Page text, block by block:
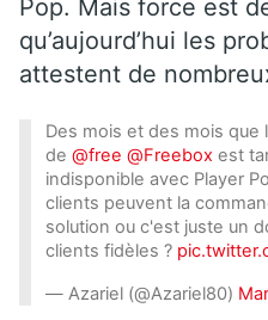
Pop. Mais force est
qu’aujourd’hui les
attestent de
Des mois et des mois que
de @free @Freebox est
indisponible avec Player
clients peuvent la
solution ou c'est juste un
clients fidèles ?
— Azariel (@Azariel80)